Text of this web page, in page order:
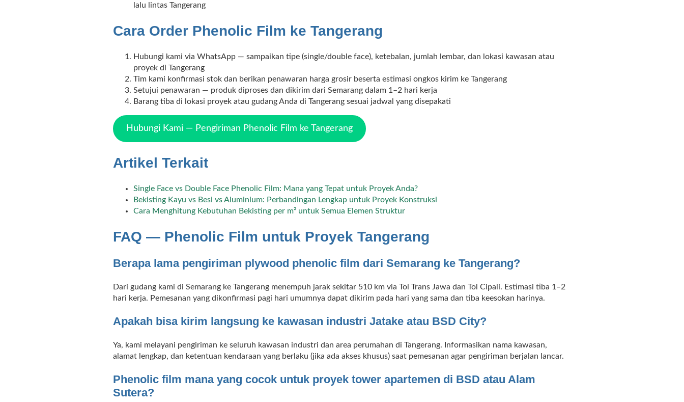
lalu lintas Tangerang
Cara Order Phenolic Film ke Tangerang
Hubungi kami via WhatsApp — sampaikan tipe (single/double face), ketebalan, jumlah lembar, dan lokasi kawasan atau
proyek di Tangerang
Tim kami konfirmasi stok dan berikan penawaran harga grosir beserta estimasi ongkos kirim ke Tangerang
Setujui penawaran — produk diproses dan dikirim dari Semarang dalam 1–2 hari kerja
Barang tiba di lokasi proyek atau gudang Anda di Tangerang sesuai jadwal yang disepakati
Hubungi Kami — Pengiriman Phenolic Film ke Tangerang
Artikel Terkait
Single Face vs Double Face Phenolic Film: Mana yang Tepat untuk Proyek Anda?
Bekisting Kayu vs Besi vs Aluminium: Perbandingan Lengkap untuk Proyek Konstruksi
Cara Menghitung Kebutuhan Bekisting per m² untuk Semua Elemen Struktur
FAQ — Phenolic Film untuk Proyek Tangerang
Berapa lama pengiriman plywood phenolic film dari Semarang ke Tangerang?
Dari gudang kami di Semarang ke Tangerang menempuh jarak sekitar 510 km via Tol Trans Jawa dan Tol Cipali. Estimasi tiba 1–2
hari kerja. Pemesanan yang dikonfirmasi pagi hari umumnya dapat dikirim pada hari yang sama dan tiba keesokan harinya.
Apakah bisa kirim langsung ke kawasan industri Jatake atau BSD City?
Ya, kami melayani pengiriman ke seluruh kawasan industri dan area perumahan di Tangerang. Informasikan nama kawasan,
alamat lengkap, dan ketentuan kendaraan yang berlaku (jika ada akses khusus) saat pemesanan agar pengiriman berjalan lancar.
Phenolic film mana yang cocok untuk proyek tower apartemen di BSD atau Alam
Sutera?